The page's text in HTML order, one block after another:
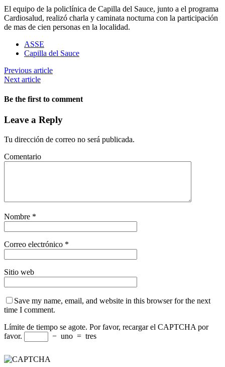
El equipo de la policlínica de Capilla del Sauce, junto a el programa
Cardiosalud, realizó charla y caminata nocturna con la participación
de mas de cien personas en la localidad.
ASSE
Capilla del Sauce
Previous article
Next article
Be the first to comment
Leave a Reply
Tu dirección de correo no será publicada.
Comentario
Nombre *
Correo electrónico *
Sitio web
Save my name, email, and website in this browser for the next
time I comment.
Límite de tiempo se agote. Por favor, recargar el CAPTCHA por
favor.
− uno = tres